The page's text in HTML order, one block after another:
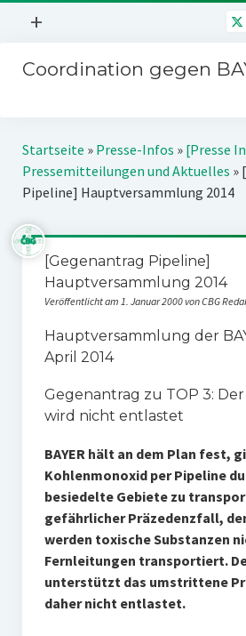
Menü
+
Mitmachen
Über uns
Kontakt
Impressum
Störfälle
Coordination gegen
Kampagnen
Stichwort BAYER
Jahrestagung
SPENDEN
Startseite » Presse-Infos » [Presse
Pressemitteilungen und Aktuelles »
Pipeline] Hauptversammlung 2014
[Gegenantrag Pipeline]
Hauptversammlung 2014
Veröffentlicht am 1. Januar 2000 von CBG
Hauptversammlung der
April 2014
Gegenantrag zu TOP 3:
wird nicht entlastet
BAYER hält an dem Plan fest,
Kohlenmonoxid per Pipeline
besiedelte Gebiete zu
gefährlicher Präzedenzfall,
werden toxische Substanzen
Fernleitungen transportiert.
unterstützt das umstrittene
daher nicht entlastet.